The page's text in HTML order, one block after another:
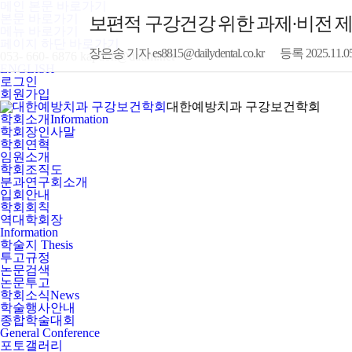
kapdoh@daum.net
ENGLISH
로그인
회원가입
대한예방치과 구강보건학회
학회소개Information
학회장인사말
학회연혁
임원소개
학회조직도
분과연구회소개
입회안내
학회회칙
역대학회장
Information
학술지 Thesis
투고규정
논문검색
논문투고
학회소식News
학술행사안내
종합학술대회
General Conference
포토갤러리
보편적 구강건강 위한 과제·비전 제
장은송 기자 es8815@dailydental.co.kr 등록